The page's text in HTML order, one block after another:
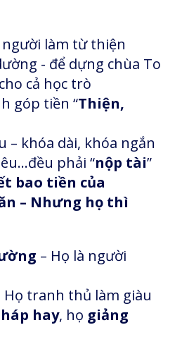
người làm từ thiện
- để dựng chùa To
cả học trò
góp tiền “Thiện,
– khóa dài, khóa ngắn
phải “nộp tài”
bao tiền của
– Nhưng họ thì
– Họ là người
Họ tranh thủ làm giàu
hay, họ giảng